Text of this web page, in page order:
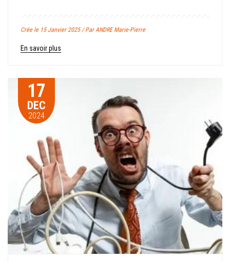
Crée le 15 Janvier 2025 / Par ANDRE Marie-Pierre
En savoir plus
17
DEC
2024